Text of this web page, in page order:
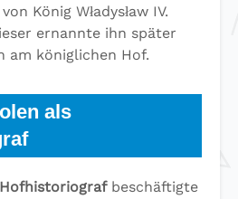
König Władysław IV.
ernannte ihn später
am königlichen Hof.
als
beschäftigte